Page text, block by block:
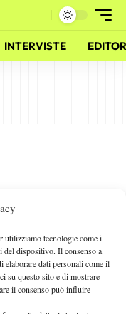
utilizziamo tecnologie come i
del dispositivo. Il consenso a
elaborare dati personali come il
su questo sito e di mostrare
il consenso può influire
INTERVISTE